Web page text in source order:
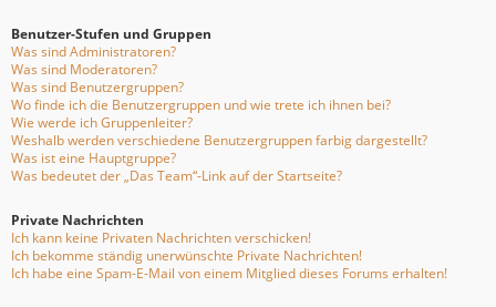
Benutzer-Stufen und Gruppen
Was sind Administratoren?
Was sind Moderatoren?
Was sind Benutzergruppen?
Wo finde ich die Benutzergruppen und wie trete ich ihnen bei?
Wie werde ich Gruppenleiter?
Weshalb werden verschiedene Benutzergruppen farbig dargestellt?
Was ist eine Hauptgruppe?
Was bedeutet der „Das Team“-Link auf der Startseite?
Private Nachrichten
Ich kann keine Privaten Nachrichten verschicken!
Ich bekomme ständig unerwünschte Private Nachrichten!
Ich habe eine Spam-E-Mail von einem Mitglied dieses Forums erhalten!